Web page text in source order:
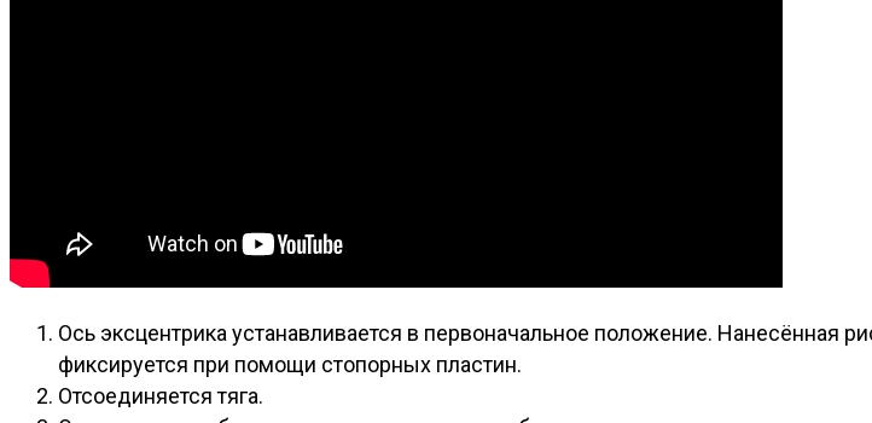
Ось эксцентрика устанавливается в первоначальное положение. Нанесённая
фиксируется при помощи стопорных пластин.
Отсоединяется тяга.